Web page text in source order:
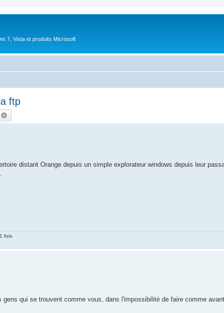
7, Vista et produits Microsoft
ftp
distant Orange depuis un simple explorateur windows depuis leur
fois.
qui se trouvent comme vous, dans l'impossibilité de faire comme